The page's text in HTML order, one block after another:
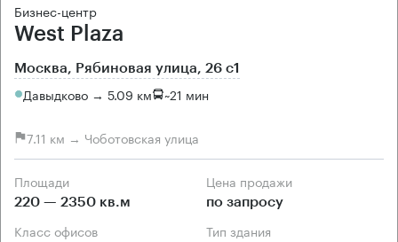
Бизнес-центр
West Plaza
Москва, Рябиновая улица, 26 с1
Давыдково → 5.09 км ~21 мин
7.11 км → Чоботовская улица
Площади
220 — 2350 кв.м
Цена продажи
по запросу
Класс офисов Тип здания